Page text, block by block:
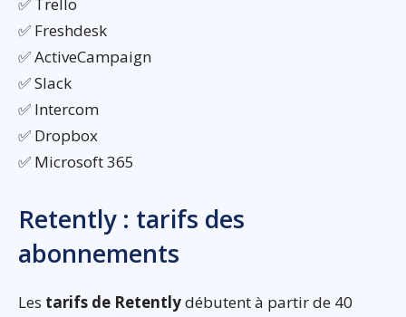
✅ Trello
✅ Freshdesk
✅ ActiveCampaign
✅ Slack
✅ Intercom
✅ Dropbox
✅ Microsoft 365
Retently : tarifs des
abonnements
Les tarifs de Retentlydébutent à partir de 40